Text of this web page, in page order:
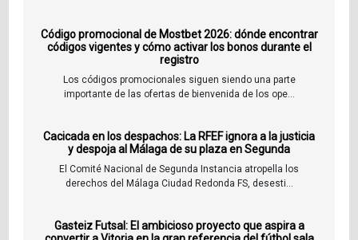
Código promocional de Mostbet 2026: dónde encontrar
códigos vigentes y cómo activar los bonos durante el
registro
Los códigos promocionales siguen siendo una parte
importante de las ofertas de bienvenida de los ope...
Cacicada en los despachos: La RFEF ignora a la justicia
y despoja al Málaga de su plaza en Segunda
El Comité Nacional de Segunda Instancia atropella los
derechos del Málaga Ciudad Redonda FS, desesti...
Gasteiz Futsal: El ambicioso proyecto que aspira a